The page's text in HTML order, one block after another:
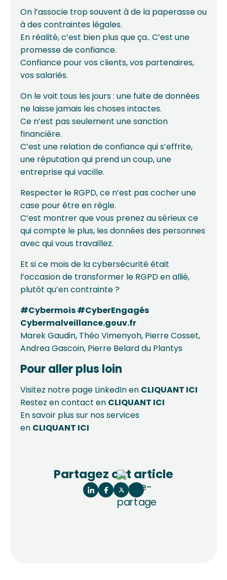
On l’associe trop souvent à de la paperasse ou
à des contraintes légales.
En réalité, c’est bien plus que ça.. C’est une
promesse de confiance.
Confiance pour vos clients, vos partenaires,
vos salariés.
On le voit tous les jours : une fuite de données
ne laisse jamais les choses intactes.
Ce n’est pas seulement une sanction
financière.
C’est une relation de confiance qui s’effrite,
une réputation qui prend un coup, une
entreprise qui vacille.
Respecter le RGPD, ce n’est pas cocher une
case pour être en règle.
C’est montrer que vous prenez au sérieux ce
qui compte le plus, les données des personnes
avec qui vous travaillez.
Et si ce mois de la cybersécurité était
l’occasion de transformer le RGPD en allié,
plutôt qu’en contrainte ?
#Cybermois#CyberEngagés
Cybermalveillance.gouv.fr
Marek Gaudin, Théo Vimenyoh, Pierre Cosset,
Andrea Gascoin, Pierre Belard du Plantys
Pour aller plus loin
Visitez notre page LinkedIn en CLIQUANT ICI
Restez en contact en CLIQUANT ICI
En savoir plus sur nos services
en CLIQUANT ICI
Partagez cet article